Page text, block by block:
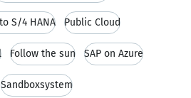
S/4 HANA Public Cloud
Follow the sun SAP on Azure
Sandboxsystem